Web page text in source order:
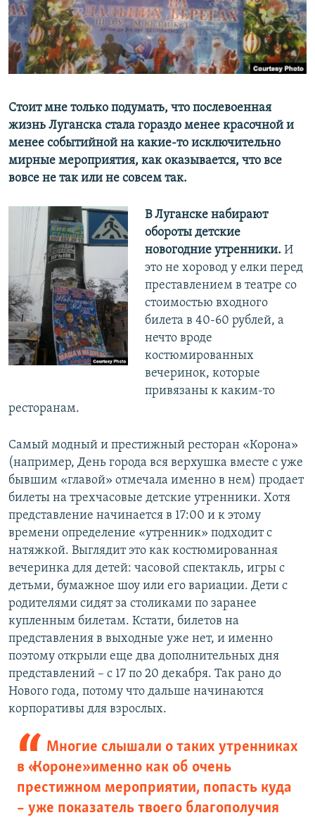
ПОБЕДИТЕЛЕЙ НЕ СУДЯТ?
КРЫМ.НЕПОКОРЕННЫЙ
ELIFBE
ПРИСОЕДИНЯЙТЕСЬ!
Все сайты RFE/RL
Стоит мне только подумать, что послевоенная
жизнь Луганска стала гораздо менее красочной и
менее событийной на какие-то исключительно
мирные мероприятия, как оказывается, что все
вовсе не так или не совсем так.
В Луганске набирают
обороты детские
новогодние утренники. И
это не хоровод у елки перед
преставлением в театре со
стоимостью входного
билета в 40-60 рублей, а
нечто вроде
костюмированных
вечеринок, которые
привязаны к каким-то
ресторанам.
Самый модный и престижный ресторан «Корона»
(например, День города вся верхушка вместе с уже
бывшим «главой» отмечала именно в нем) продает
билеты на трехчасовые детские утренники. Хотя
представление начинается в 17:00 и к этому
времени определение «утренник» подходит с
натяжкой. Выглядит это как костюмированная
вечеринка для детей: часовой спектакль, игры с
детьми, бумажное шоу или его вариации. Дети с
родителями сидят за столиками по заранее
купленным билетам. Кстати, билетов на
представления в выходные уже нет, и именно
поэтому открыли еще два дополнительных дня
представлений – с 17 по 20 декабря. Так рано до
Нового года, потому что дальше начинаются
корпоративы для взрослых.
Многие слышали о таких утренниках
в «Короне» именно как об очень
престижном мероприятии, попасть куда
– уже показатель твоего благополучия